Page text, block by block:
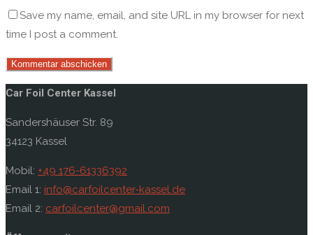
Save my name, email, and site URL in my browser for next
time I post a comment.
Car Foil Center Kassel
Sandershäuser Str. 89
34123 Kassel
Mobil: +49 176-61336392
Email 1: info@carfoilcenter-kassel.de
Email 2: carfoilcenter@gmail.com